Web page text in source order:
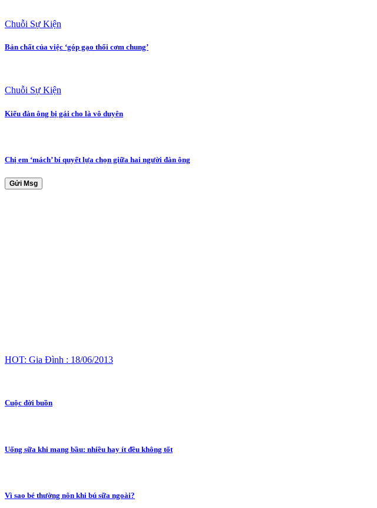
Chuỗi Sự Kiện
Bản chất của việc ‘góp gạo thổi cơm chung’
Chuỗi Sự Kiện
Kiểu đàn ông bị gái cho là vô duyên
Chị em ‘mách’ bí quyết lựa chọn giữa hai người đàn ông
Gửi Msg
HOT: Gia Đình : 18/06/2013
Cuộc đời buồn
Uống sữa khi mang bầu: nhiều hay ít đều không tốt
Vì sao bé thường nôn khi bú sữa ngoài?